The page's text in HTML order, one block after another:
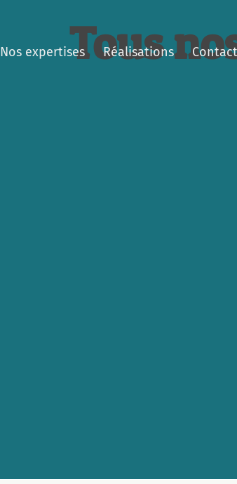
Nos expertises Réalisations Contact
Tous